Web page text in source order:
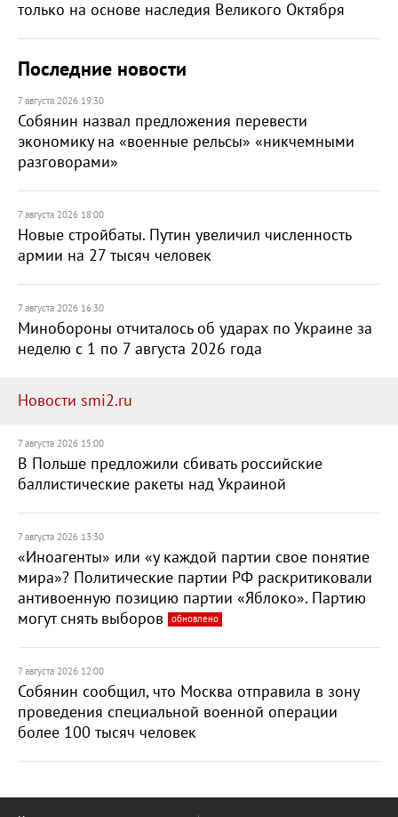
только на основе наследия Великого Октября
Последние новости
7 августа 2026 19:30
Собянин назвал предложения перевести
экономику на «военные рельсы» «никчемными
разговорами»
7 августа 2026 18:00
Новые стройбаты. Путин увеличил численность
армии на 27 тысяч человек
7 августа 2026 16:30
Минобороны отчиталось об ударах по Украине за
неделю с 1 по 7 августа 2026 года
Новости smi2.ru
7 августа 2026 15:00
В Польше предложили сбивать российские
баллистические ракеты над Украиной
7 августа 2026 13:30
«Иноагенты» или «у каждой партии свое понятие
мира»? Политические партии РФ раскритиковали
антивоенную позицию партии «Яблоко». Партию
могут снять выборов
обновлено
7 августа 2026 12:00
Собянин сообщил, что Москва отправила в зону
проведения специальной военной операции
более 100 тысяч человек